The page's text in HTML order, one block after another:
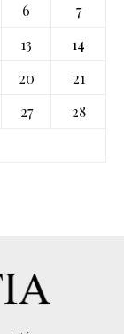
6
7
13
14
20
21
27
28